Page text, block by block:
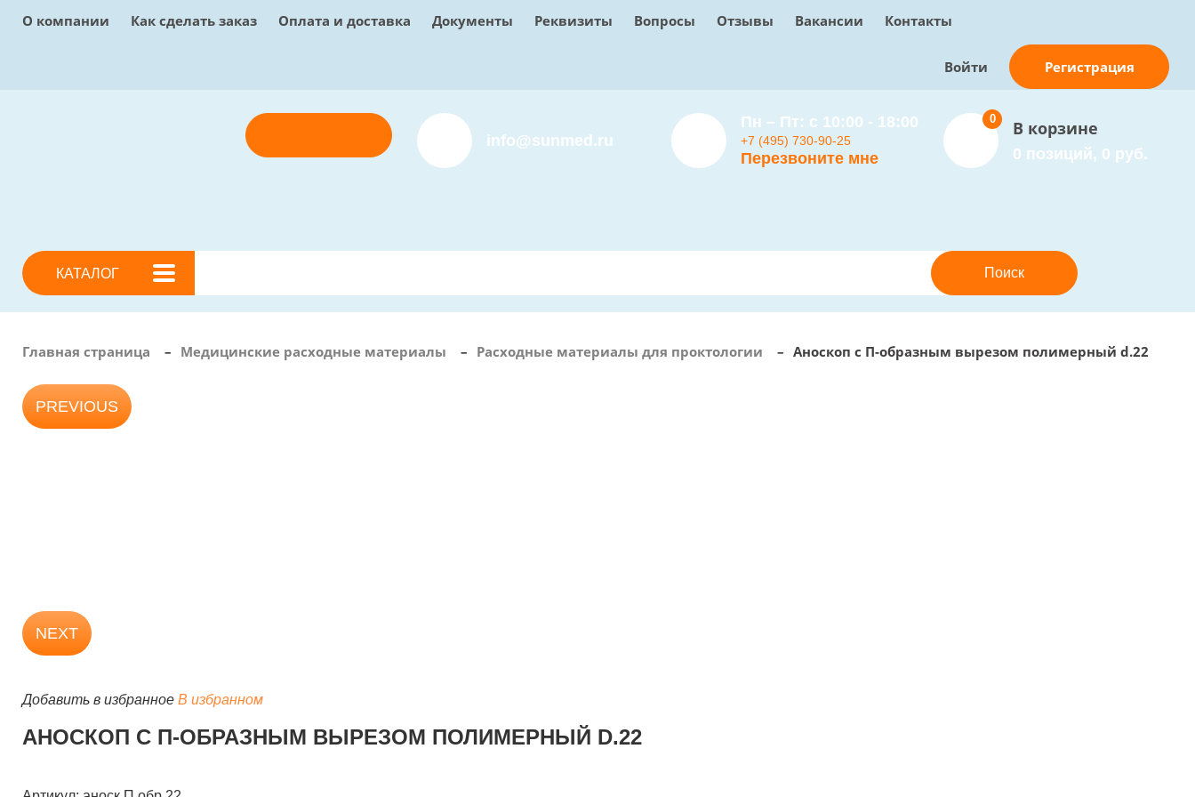
О компании Как сделать заказ Оплата и доставка Документы Реквизиты Вопросы Отзывы Вакансии Контакты
Войти Регистрация
info@sunmed.ru
Пн – Пт: с 10:00 - 18:00
+7 (495) 730-90-25
Перезвоните мне
В корзине
0 позиций, 0 руб.
0
КАТАЛОГ
Главная страница – Медицинские расходные материалы – Расходные материалы для проктологии – Аноскоп с П-образным вырезом полимерный d.22
PREVIOUS
NEXT
Добавить в избранное В избранном
АНОСКОП С П-ОБРАЗНЫМ ВЫРЕЗОМ ПОЛИМЕРНЫЙ D.22